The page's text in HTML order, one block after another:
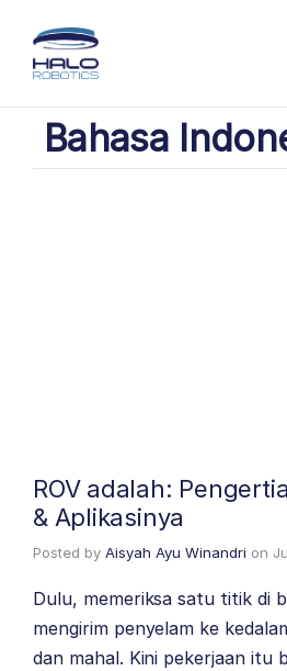
Bahasa
ROV adalah:
& Aplikasinya
Posted by Aisyah Ayu Winandri on
Dulu, memeriksa satu titik di
mengirim penyelam ke
dan mahal. Kini pekerjaan itu